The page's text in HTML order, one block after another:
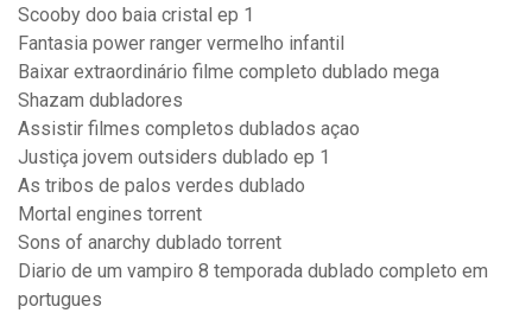
Scooby doo baia cristal ep 1
Fantasia power ranger vermelho infantil
Baixar extraordinário filme completo dublado mega
Shazam dubladores
Assistir filmes completos dublados açao
Justiça jovem outsiders dublado ep 1
As tribos de palos verdes dublado
Mortal engines torrent
Sons of anarchy dublado torrent
Diario de um vampiro 8 temporada dublado completo em
portugues